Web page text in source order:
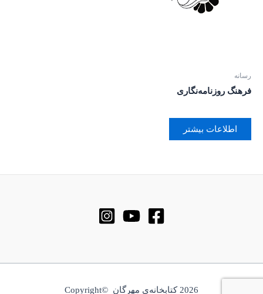
رسانه
فرهنگ روزنامه‌نگاری
اطلاعات بیشتر
2026 کتابخانه‌ی مهرگان ©Copyright